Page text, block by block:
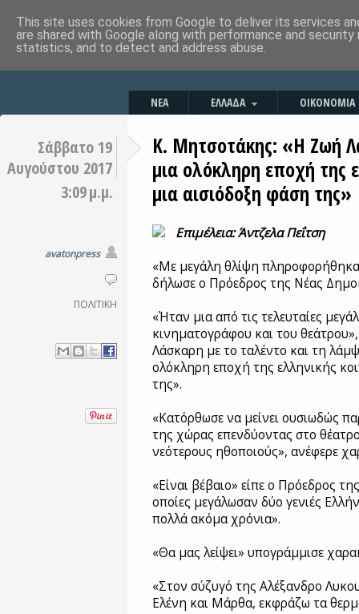
ΝΕΑ ΕΛΛΑΔΑ ΟΙΚΟΝΟΜΙΑ
Σάββατο 19
Αυγούστου 2017
3:09 μ.μ.
avatonpress
ΠΟΛΙΤΙΚΗ
Κ. Μητσοτάκης: «Η Ζωή
μια ολόκληρη εποχή της
μια αισιόδοξη φάση της»
Επιμέλεια: Άντζελα Πεΐτση
«Με μεγάλη θλίψη
δήλωσε ο Πρόεδρος της Νέας
«Ήταν μια από τις τελευταίες
κινηματογράφου και του
Λάσκαρη με το ταλέντο και τη
ολόκληρη εποχή της ελληνικής
της».
«Κατόρθωσε να μείνει ουσιωδώς
της χώρας επενδύοντας στο
νεότερους ηθοποιούς», ανέφερε
«Είναι βέβαιο» είπε ο Πρόεδρος
οποίες μεγάλωσαν δύο γενιές
πολλά ακόμα χρόνια».
«Θα μας λείψει» υπογράμμισε
«Στον σύζυγό της Αλέξανδρο
Ελένη και Μάρθα, εκφράζω τα
This site uses cookies from Google to deliver its services
are shared with Google along with performance and
statistics, and to detect and address abuse.